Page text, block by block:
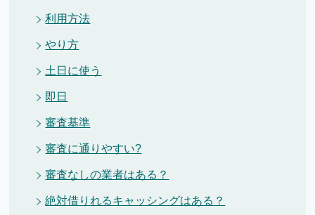
利用方法
やり方
土日に使う
即日
審査基準
審査に通りやすい?
審査なしの業者はある？
絶対借りれるキャッシングはある？